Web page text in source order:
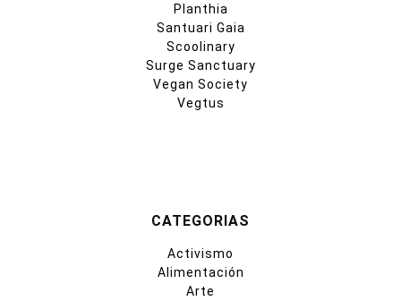
Planthia
Santuari Gaia
Scoolinary
Surge Sanctuary
Vegan Society
Vegtus
CATEGORIAS
Activismo
Alimentación
Arte